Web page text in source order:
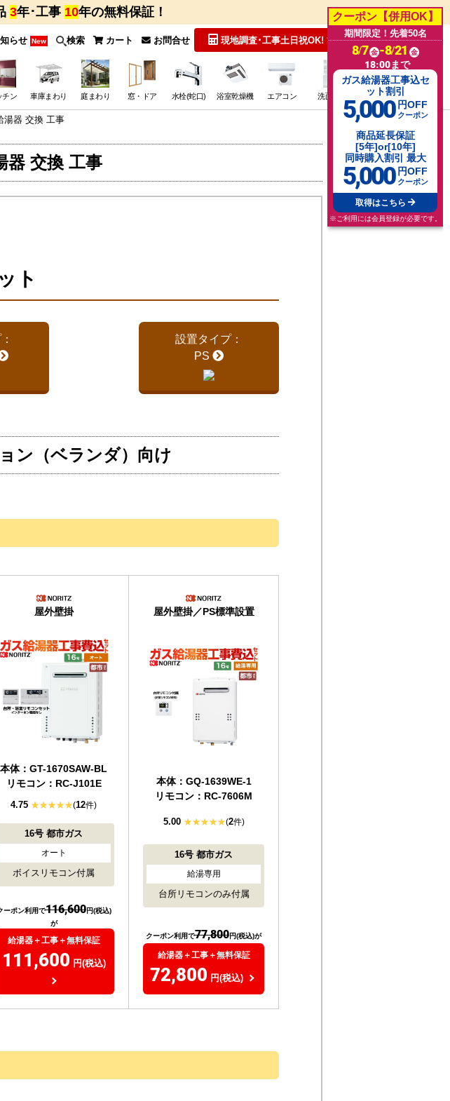
3年･工事 10年の無料保証！
らせ New 検索 カート お問合せ 現地調査･工事土日祝OK! 無料見積
チン 車庫まわり 庭まわり 窓・ドア 水栓(蛇口) 浴室乾燥機 エアコン 洗面台 その他･特価
湯器 交換 工事
器 交換 工事
ト
設置タイプ：
PS
ン（ベランダ）向け
屋外壁掛
本体：GT-1670SAW-BL
リモコン：RC-J101E
4.75 (12件)
16号 都市ガス
オート
ボイスリモコン付属
ーポン利用で116,600円(税込)
が
給湯器＋工事＋無料保証
111,600 円(税込)
屋外壁掛／PS標準設置
本体：GQ-1639WE-1
リモコン：RC-7606M
5.00 (2件)
16号 都市ガス
給湯専用
台所リモコンのみ付属
クーポン利用で77,800円(税込)が
給湯器＋工事＋無料保証
72,800 円(税込)
クーポン【併用OK】
期間限定！先着50名
8/7 金 -8/21 金
18:00まで
ガス給湯器工事込セ
ット割引
5,000 円OFF
クーポン
商品延長保証
[5年]or[10年]
同時購入割引 最大
5,000 円OFF
クーポン
取得はこちら
※ご利用には会員登録が必要です。